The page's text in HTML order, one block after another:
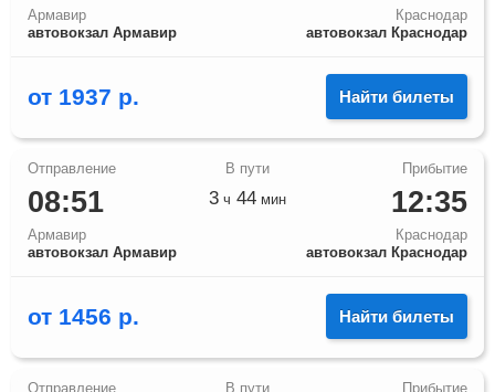
Армавир
автовокзал Армавир
Краснодар
автовокзал Краснодар
от 1937 р. Найти билеты
08:51
Армавир
автовокзал Армавир
12:35
Краснодар
автовокзал Краснодар
3 ч 44 мин
от 1456 р. Найти билеты